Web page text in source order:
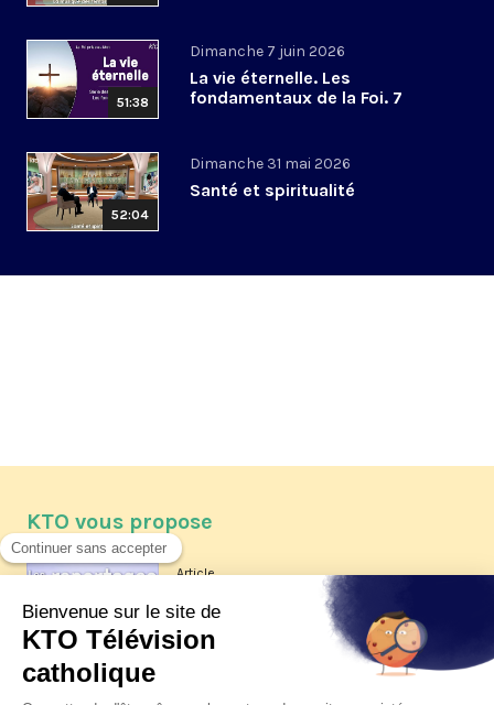
51:38
Dimanche 7 juin 2026
La vie éternelle. Les
fondamentaux de la Foi. 7
52:04
Dimanche 31 mai 2026
Santé et spiritualité
KTO vous propose
Article
Les reportages d'été 2026 de KTO
La visite pastorale du pape Léon